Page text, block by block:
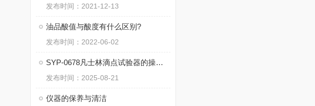
发布时间：2021-12-13
油品酸值与酸度有什么区别?
发布时间：2022-06-02
SYP-0678凡士林滴点试验器的操作步骤
发布时间：2025-08-21
仪器的保养与清洁